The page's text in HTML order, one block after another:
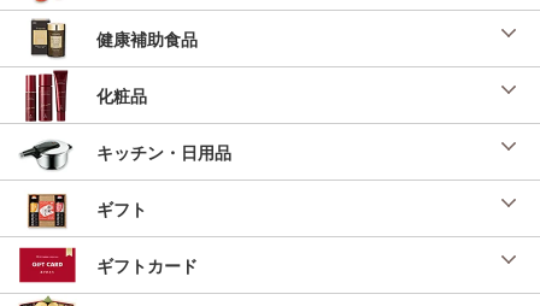
健康補助食品
化粧品
キッチン・日用品
ギフト
ギフトカード